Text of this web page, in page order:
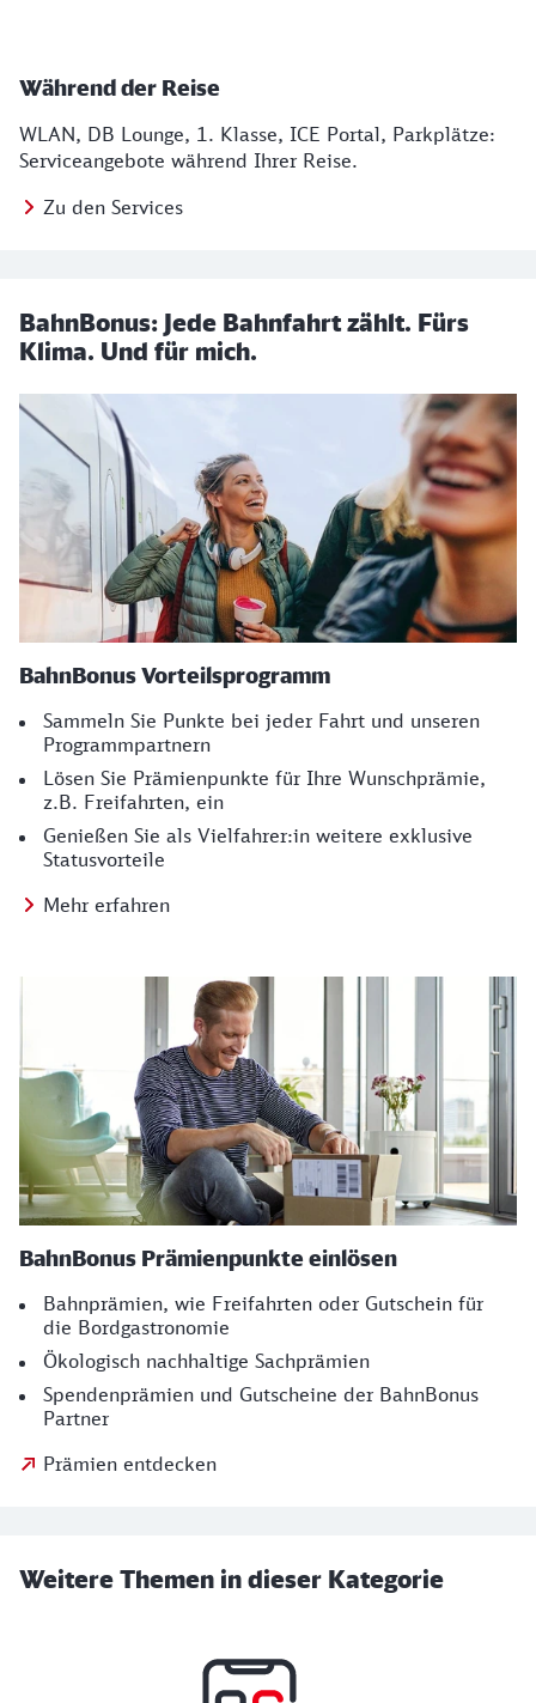
Während der Reise
WLAN, DB Lounge, 1. Klasse, ICE Portal, Parkplätze:
Serviceangebote während Ihrer Reise.
Zu den Services
BahnBonus: Jede Bahnfahrt zählt. Fürs
Klima. Und für mich.
BahnBonus Vorteilsprogramm
Sammeln Sie Punkte bei jeder Fahrt und unseren
Programmpartnern
Lösen Sie Prämienpunkte für Ihre Wunschprämie,
z.B. Freifahrten, ein
Genießen Sie als Vielfahrer:in weitere exklusive
Statusvorteile
Mehr erfahren
BahnBonus Prämienpunkte einlösen
Bahnprämien, wie Freifahrten oder Gutschein für
die Bordgastronomie
Ökologisch nachhaltige Sachprämien
Spendenprämien und Gutscheine der BahnBonus
Partner
Prämien entdecken
Weitere Themen in dieser Kategorie